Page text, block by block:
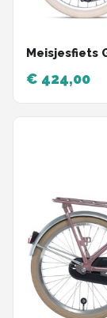
Meisjesfiets
€ 424,00